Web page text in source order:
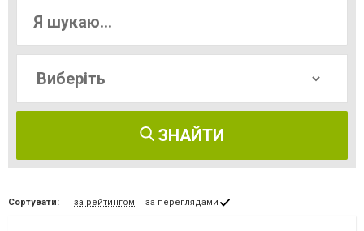
ЗНАЙТИ
Сортувати: за рейтингом за переглядами